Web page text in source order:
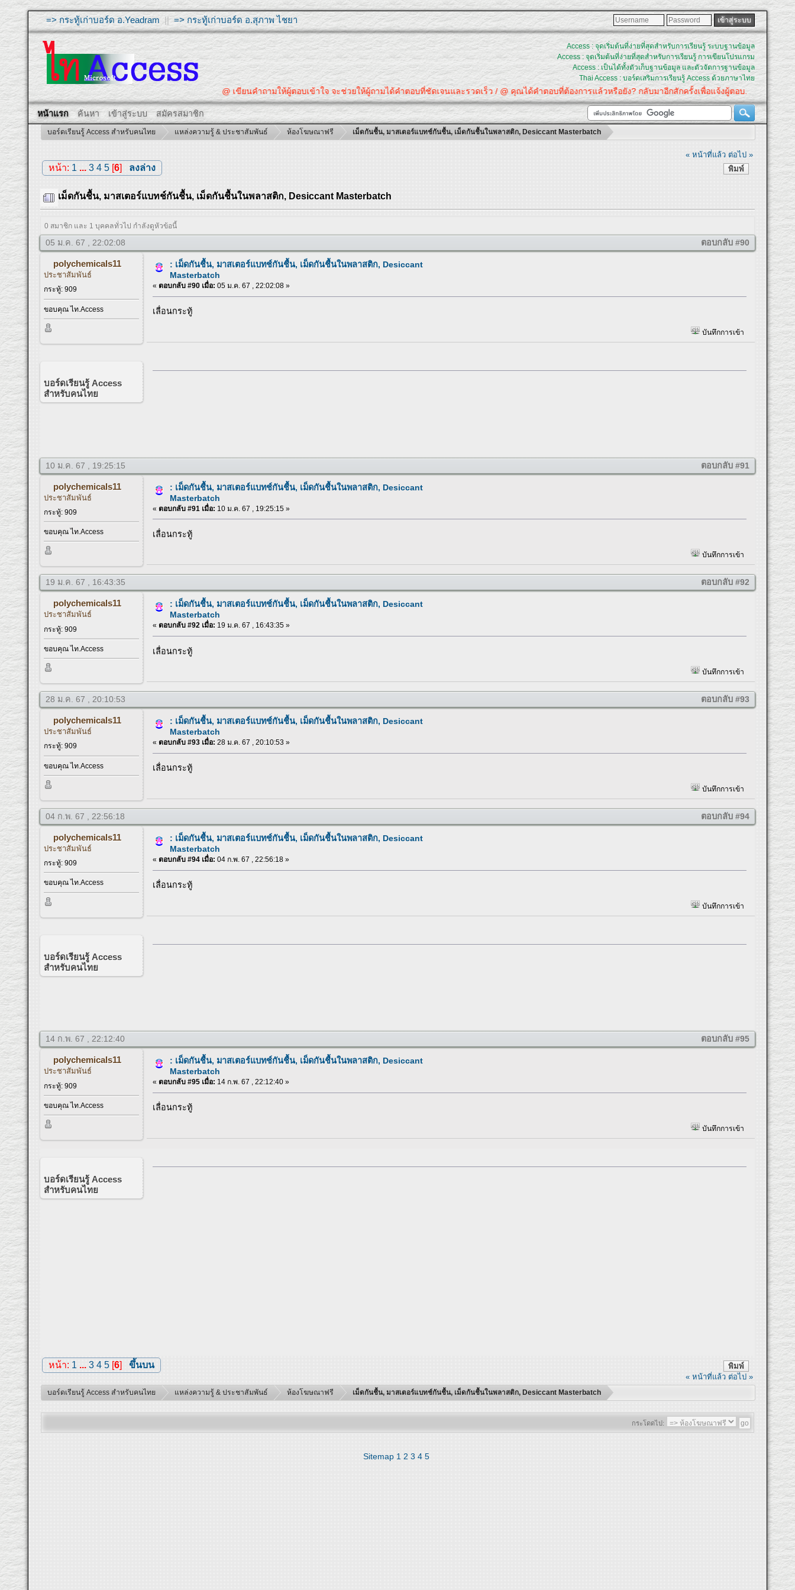
=> กระทู้เก่าบอร์ด อ.Yeadram ||=> กระทู้เก่าบอร์ด อ.สุภาพ ไชยา
Access : จุดเริ่มต้นที่ง่ายที่สุดสำหรับการเรียนรู้ ระบบฐานข้อมูล
Access : จุดเริ่มต้นที่ง่ายที่สุดสำหรับการเรียนรู้ การเขียนโปรแกรม
Access : เป็นได้ทั้งตัวเก็บฐานข้อมูล และตัวจัดการฐานข้อมูล
Thai Access : บอร์ดเสริมการเรียนรู้ Access ด้วยภาษาไทย
@ เขียนคำถามให้ผู้ตอบเข้าใจ จะช่วยให้ผู้ถามได้คำตอบที่ชัดเจนและรวดเร็ว / @ คุณได้คำตอบที่ต้องการแล้วหรือยัง? กลับมาอีกสักครั้งเพื่อแจ้งผู้ตอบ.
หน้าแรก ค้นหา เข้าสู่ระบบ สมัครสมาชิก
บอร์ดเรียนรู้ Access สำหรับคนไทย แหล่งความรู้ & ประชาสัมพันธ์ ห้องโฆษณาฟรี เม็ดกันชื้น, มาสเตอร์แบทช์กันชื้น, เม็ดกันชื้นในพลาสติก, Desiccant Masterbatch
« หน้าที่แล้ว ต่อไป »
พิมพ์
หน้า: 1 ... 3 4 5[6] ลงล่าง
เม็ดกันชื้น, มาสเตอร์แบทช์กันชื้น, เม็ดกันชื้นในพลาสติก, Desiccant Masterbatch
0 สมาชิก และ 1 บุคคลทั่วไป กำลังดูหัวข้อนี้
05 ม.ค. 67 , 22:02:08 ตอบกลับ #90
polychemicals11
ประชาสัมพันธ์
กระทู้: 909
ขอบคุณ ไท.Access
: เม็ดกันชื้น, มาสเตอร์แบทช์กันชื้น, เม็ดกันชื้นในพลาสติก, Desiccant
Masterbatch
« ตอบกลับ #90 เมื่อ: 05 ม.ค. 67 , 22:02:08 »
เลื่อนกระทู้
บันทึกการเข้า
บอร์ดเรียนรู้ Access
สำหรับคนไทย
10 ม.ค. 67 , 19:25:15 ตอบกลับ #91
polychemicals11
ประชาสัมพันธ์
กระทู้: 909
ขอบคุณ ไท.Access
: เม็ดกันชื้น, มาสเตอร์แบทช์กันชื้น, เม็ดกันชื้นในพลาสติก, Desiccant
Masterbatch
« ตอบกลับ #91 เมื่อ: 10 ม.ค. 67 , 19:25:15 »
เลื่อนกระทู้
บันทึกการเข้า
19 ม.ค. 67 , 16:43:35 ตอบกลับ #92
polychemicals11
ประชาสัมพันธ์
กระทู้: 909
ขอบคุณ ไท.Access
: เม็ดกันชื้น, มาสเตอร์แบทช์กันชื้น, เม็ดกันชื้นในพลาสติก, Desiccant
Masterbatch
« ตอบกลับ #92 เมื่อ: 19 ม.ค. 67 , 16:43:35 »
เลื่อนกระทู้
บันทึกการเข้า
28 ม.ค. 67 , 20:10:53 ตอบกลับ #93
polychemicals11
ประชาสัมพันธ์
กระทู้: 909
ขอบคุณ ไท.Access
: เม็ดกันชื้น, มาสเตอร์แบทช์กันชื้น, เม็ดกันชื้นในพลาสติก, Desiccant
Masterbatch
« ตอบกลับ #93 เมื่อ: 28 ม.ค. 67 , 20:10:53 »
เลื่อนกระทู้
บันทึกการเข้า
04 ก.พ. 67 , 22:56:18 ตอบกลับ #94
polychemicals11
ประชาสัมพันธ์
กระทู้: 909
ขอบคุณ ไท.Access
: เม็ดกันชื้น, มาสเตอร์แบทช์กันชื้น, เม็ดกันชื้นในพลาสติก, Desiccant
Masterbatch
« ตอบกลับ #94 เมื่อ: 04 ก.พ. 67 , 22:56:18 »
เลื่อนกระทู้
บันทึกการเข้า
บอร์ดเรียนรู้ Access
สำหรับคนไทย
14 ก.พ. 67 , 22:12:40 ตอบกลับ #95
polychemicals11
ประชาสัมพันธ์
กระทู้: 909
ขอบคุณ ไท.Access
: เม็ดกันชื้น, มาสเตอร์แบทช์กันชื้น, เม็ดกันชื้นในพลาสติก, Desiccant
Masterbatch
« ตอบกลับ #95 เมื่อ: 14 ก.พ. 67 , 22:12:40 »
เลื่อนกระทู้
บันทึกการเข้า
บอร์ดเรียนรู้ Access
สำหรับคนไทย
พิมพ์
หน้า: 1 ... 3 4 5[6] ขึ้นบน
« หน้าที่แล้ว ต่อไป »
บอร์ดเรียนรู้ Access สำหรับคนไทย แหล่งความรู้ & ประชาสัมพันธ์ ห้องโฆษณาฟรี เม็ดกันชื้น, มาสเตอร์แบทช์กันชื้น, เม็ดกันชื้นในพลาสติก, Desiccant Masterbatch
กระโดดไป:
Sitemap 1 2 3 4 5